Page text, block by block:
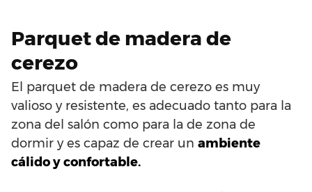
Parquet de madera de
cerezo
El parquet de madera de cerezo es muy
valioso y resistente, es adecuado tanto para la
zona del salón como para la de zona de
dormir y es capaz de crear un ambiente
cálido y confortable.